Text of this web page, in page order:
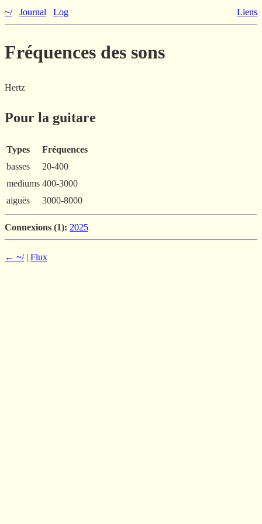
~/ Journal Log Liens
Fréquences des sons
Hertz
Pour la guitare
Types
Fréquences
basses
20-400
mediums 400-3000
aiguës
3000-8000
Connexions (1): 2025
← ~/| Flux